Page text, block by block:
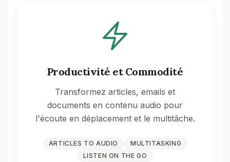
Productivité et Commodité
Transformez articles, emails et
documents en contenu audio pour
l'écoute en déplacement et le multitâche.
ARTICLES TO AUDIO
MULTITASKING
LISTEN ON THE GO